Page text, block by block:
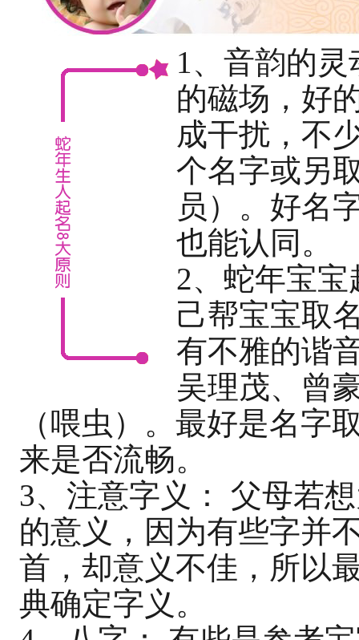
1、音韵的
的磁场，好
成干扰，不
个名字或另
员）。好名
也能认同。
2、蛇年宝
己帮宝宝取
有不雅的谐
吴理茂、曾
（喂虫）。最好是名字
来是否流畅。
3、注意字义： 父母若
的意义，因为有些字并
首，却意义不佳，所以
典确定字义。